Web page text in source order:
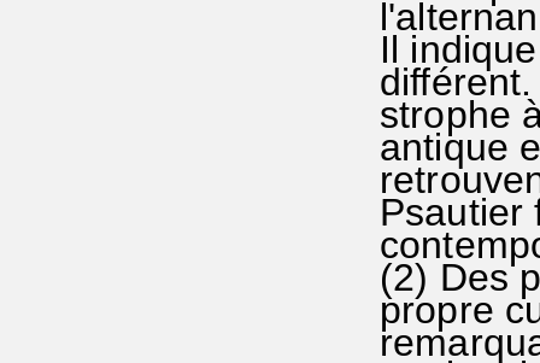
Il
strophe
antique
Psautier
(2) Des
propre